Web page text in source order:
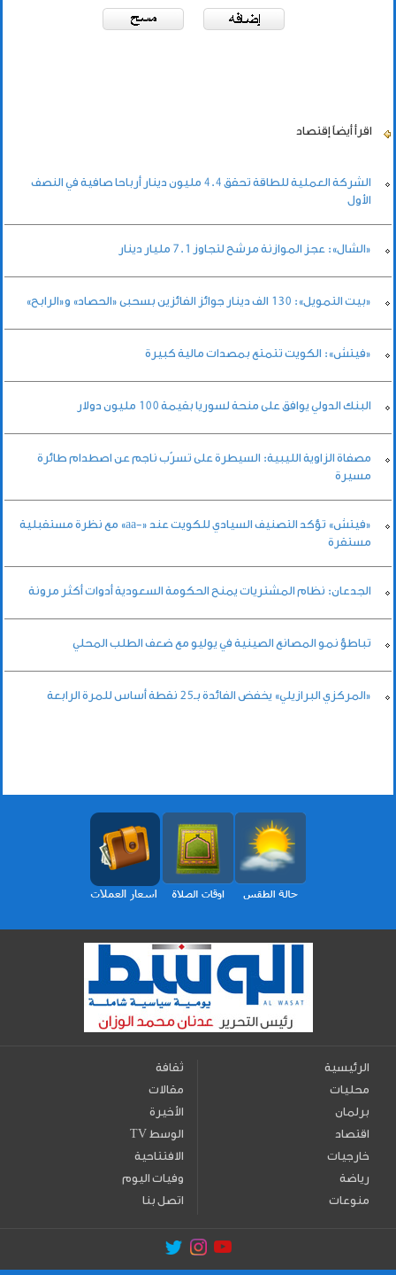
اقرأ أيضاً إقتصاد
الشركة العملية للطاقة تحقق 4.4 مليون دينار أرباحا صافية في النصف
الأول
«الشال»: عجز الموازنة مرشح لتجاوز 7.1 مليار دينار
«بيت التمويل»: 130 الف دينار جوائز الفائزين بسحبى «الحصاد» و«الرابح»
«فيتش»: الكويت تتمتع بمصدات مالية كبيرة
البنك الدولي يوافق على منحة لسوريا بقيمة 100 مليون دولار
مصفاة الزاوية الليبية: السيطرة على تسرّب ناجم عن اصطدام طائرة
مسيرة
«فيتش» تؤكد التصنيف السيادي للكويت عند «-aa» مع نظرة مستقبلية
مستقرة
الجدعان: نظام المشتريات يمنح الحكومة السعودية أدوات أكثر مرونة
تباطؤ نمو المصانع الصينية في يوليو مع ضعف الطلب المحلي
«المركزي البرازيلي» يخفض الفائدة بـ25 نقطة أساس للمرة الرابعة
الرئيسية
محليات
برلمان
اقتصاد
خارجيات
رياضة
منوعات
ثقافة
مقالات
الأخيرة
TV الوسط
الافتتاحية
وفيات اليوم
اتصل بنا